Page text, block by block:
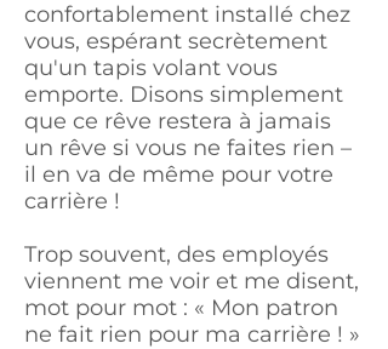
confortablement installé chez
vous, espérant secrètement
qu'un tapis volant vous
emporte. Disons simplement
que ce rêve restera à jamais
un rêve si vous ne faites rien –
il en va de même pour votre
carrière !
Trop souvent, des employés
viennent me voir et me disent,
mot pour mot : « Mon patron
ne fait rien pour ma carrière ! »